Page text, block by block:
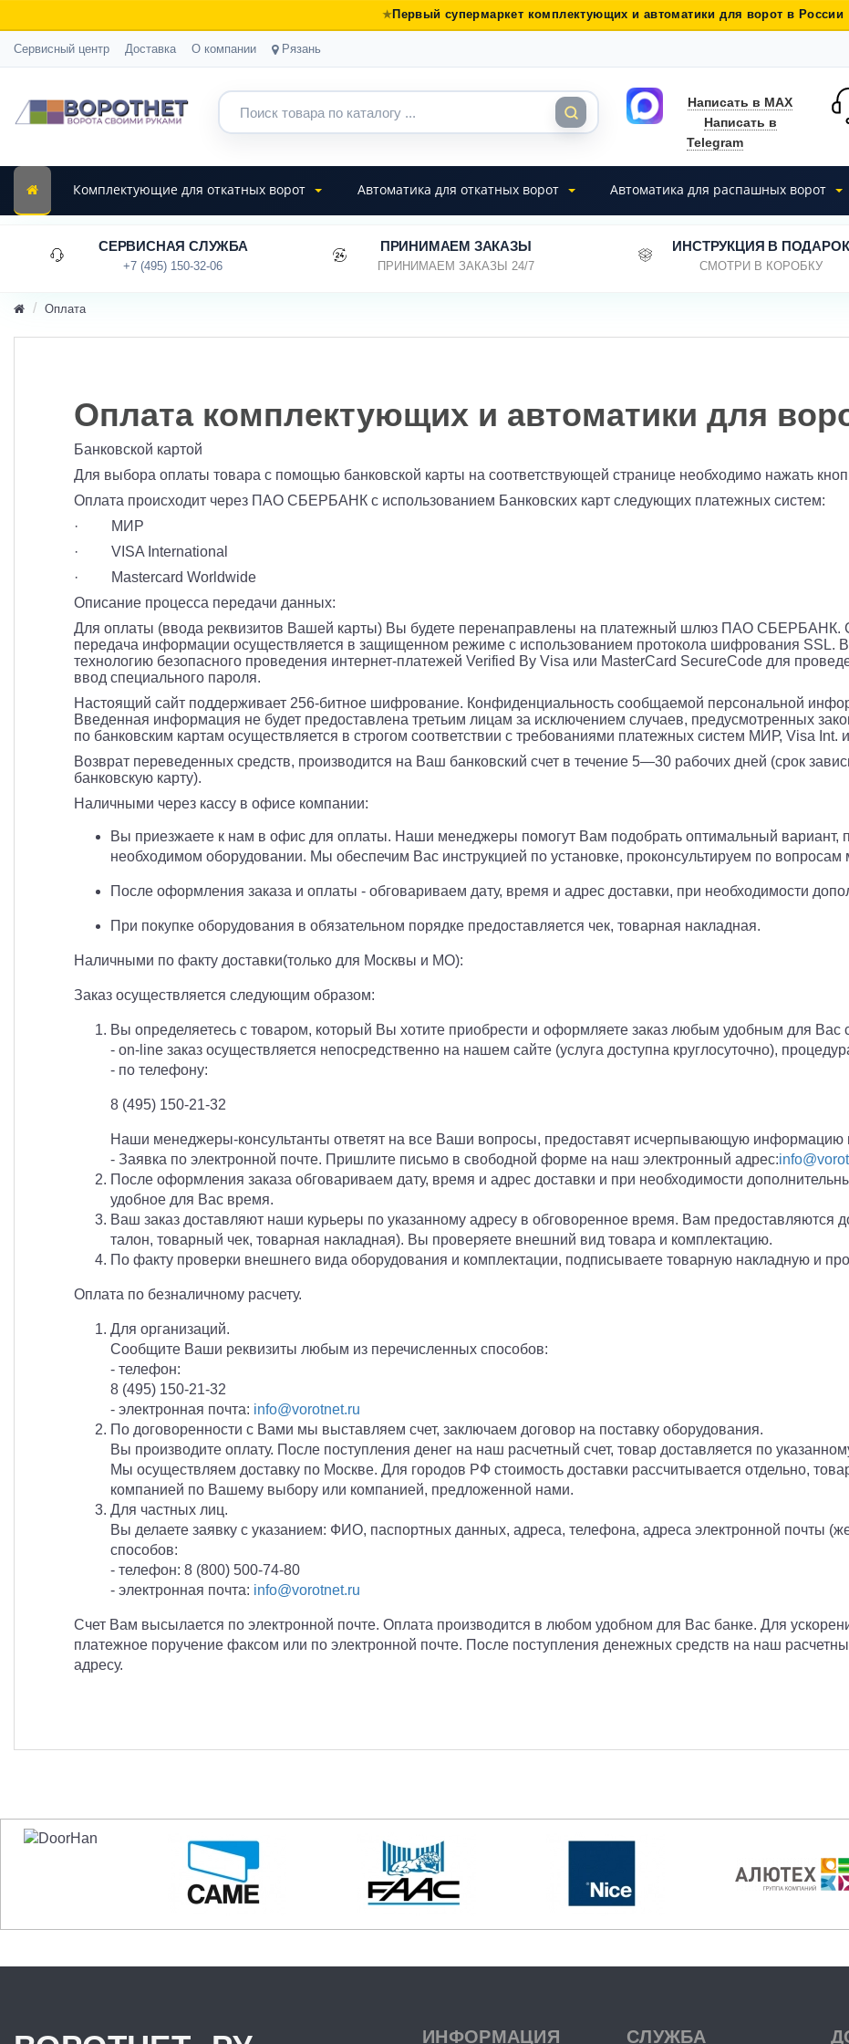
Первый супермаркет комплектующих и автоматики для ворот в России
Сервисный центр Доставка О компании Рязань
Написать в MAX
Написать в
Telegram
Комплектующие для откатных ворот Автоматика для откатных ворот Автоматика для распашных ворот
СЕРВИСНАЯ СЛУЖБА
+7 (495) 150-32-06
ПРИНИМАЕМ ЗАКАЗЫ
ПРИНИМАЕМ ЗАКАЗЫ 24/7
ИНСТРУКЦИЯ В ПОДАРОК
СМОТРИ В КОРОБКУ
Оплата
Оплата комплектующих и автоматики для
Банковской картой
Для выбора оплаты товара с помощью банковской карты на соответствующей странице необходимо нажать
Оплата происходит через ПАО СБЕРБАНК с использованием Банковских карт следующих платежных систем:
· МИР
· VISA International
· Mastercard Worldwide
Описание процесса передачи данных:
Для оплаты (ввода реквизитов Вашей карты) Вы будете перенаправлены на платежный шлюз ПАО
передача информации осуществляется в защищенном режиме с использованием протокола шифрования SSL.
технологию безопасного проведения интернет-платежей Verified By Visa или MasterCard SecureCode для
ввод специального пароля.
Настоящий сайт поддерживает 256-битное шифрование. Конфиденциальность сообщаемой персональной
Введенная информация не будет предоставлена третьим лицам за исключением случаев, предусмотренных
по банковским картам осуществляется в строгом соответствии с требованиями платежных систем МИР, Visa Int.
Возврат переведенных средств, производится на Ваш банковский счет в течение 5—30 рабочих дней (срок
банковскую карту).
Наличными через кассу в офисе компании:
Вы приезжаете к нам в офис для оплаты. Наши менеджеры помогут Вам подобрать оптимальный вариант,
необходимом оборудовании. Мы обеспечим Вас инструкцией по установке, проконсультируем по
После оформления заказа и оплаты - обговариваем дату, время и адрес доставки, при необходимости
При покупке оборудования в обязательном порядке предоставляется чек, товарная накладная.
Наличными по факту доставки(только для Москвы и МО):
Заказ осуществляется следующим образом:
Вы определяетесь с товаром, который Вы хотите приобрести и оформляете заказ любым удобным для Вас
- on-line заказ осуществляется непосредственно на нашем сайте (услуга доступна круглосуточно),
- по телефону:
8 (495) 150-21-32
Наши менеджеры-консультанты ответят на все Ваши вопросы, предоставят исчерпывающую информацию
- Заявка по электронной почте. Пришлите письмо в свободной форме на наш электронный адрес:
После оформления заказа обговариваем дату, время и адрес доставки и при необходимости
удобное для Вас время.
Ваш заказ доставляют наши курьеры по указанному адресу в обговоренное время. Вам предоставляются
талон, товарный чек, товарная накладная). Вы проверяете внешний вид товара и комплектацию.
По факту проверки внешнего вида оборудования и комплектации, подписываете товарную накладную и
Оплата по безналичному расчету.
Для организаций.
Сообщите Ваши реквизиты любым из перечисленных способов:
- телефон:
8 (495) 150-21-32
- электронная почта: info@vorotnet.ru
По договоренности с Вами мы выставляем счет, заключаем договор на поставку оборудования.
Вы производите оплату. После поступления денег на наш расчетный счет, товар доставляется по
Мы осуществляем доставку по Москве. Для городов РФ стоимость доставки рассчитывается отдельно,
компанией по Вашему выбору или компанией, предложенной нами.
Для частных лиц.
Вы делаете заявку с указанием: ФИО, паспортных данных, адреса, телефона, адреса электронной почты
способов:
- телефон: 8 (800) 500-74-80
- электронная почта: info@vorotnet.ru
Счет Вам высылается по электронной почте. Оплата производится в любом удобном для Вас банке. Для
платежное поручение факсом или по электронной почте. После поступления денежных средств на наш
адресу.
ИНФОРМАЦИЯ СЛУЖБА